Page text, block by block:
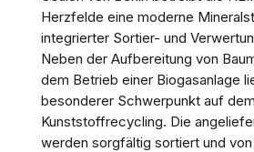
Herzfelde eine moderne
integrierter Sortier- und
Neben der Aufbereitung von
dem Betrieb einer Biogasanlage
besonderer Schwerpunkt auf dem
Kunststoffrecycling. Die
werden sorgfältig sortiert und